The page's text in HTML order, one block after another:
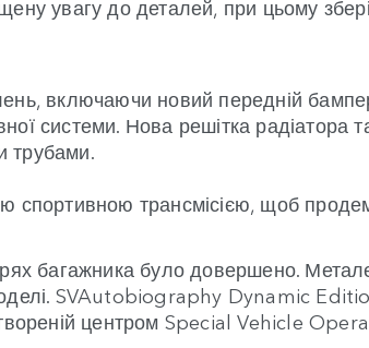
увагу до деталей, при цьому
включаючи новий передній
системи. Нова решітка
трубами.
спортивною трансмісією, щоб
багажника було довершено.
SVAutobiography Dynamic
центром Special Vehicle